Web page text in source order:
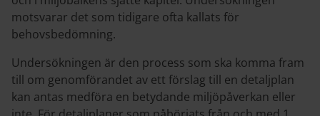
motsvarar det som tidigare ofta kallats för
behovsbedömning.
Undersökningen är den process som ska komma fram
till om genomförandet av ett förslag till en detaljplan
kan antas medföra en betydande miljöpåverkan eller